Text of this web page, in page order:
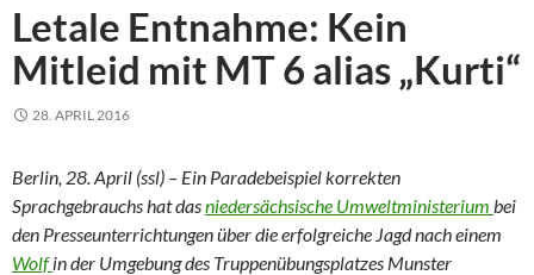
Letale Entnahme: Kein
Mitleid mit MT 6 alias „Kurti“
28. APRIL 2016
Berlin, 28. April (ssl) – Ein Paradebeispiel korrekten
Sprachgebrauchs hat dasniedersächsische Umweltministerium bei
den Presseunterrichtungen über die erfolgreiche Jagd nach einem
Wolfin der Umgebung des Truppenübungsplatzes Munster